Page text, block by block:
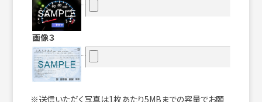
画像３
※送信いただく写真は1枚あたり5MBまでの容量でお願